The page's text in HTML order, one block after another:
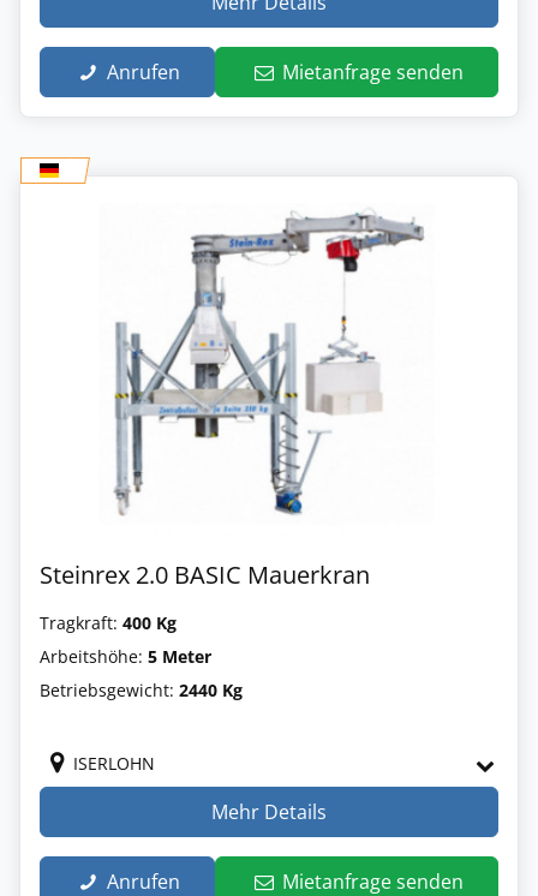
Anrufen Mietanfrage senden
Steinrex 2.0 BASIC Mauerkran
Tragkraft: 400 Kg
Arbeitshöhe: 5 Meter
Betriebsgewicht: 2440 Kg
ISERLOHN
Mehr Details
Anrufen Mietanfrage senden